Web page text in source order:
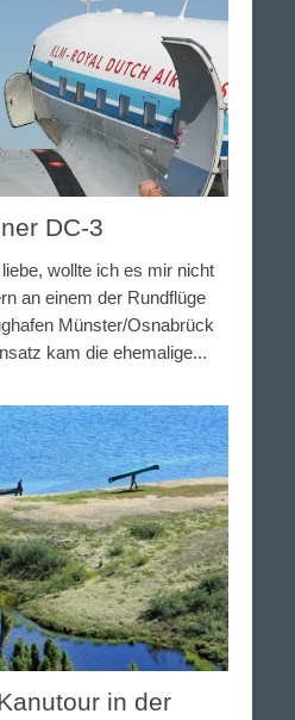
DC-3
wollte ich es mir nicht
an einem der Rundflüge
Münster/Osnabrück
kam die ehemalige...
in der